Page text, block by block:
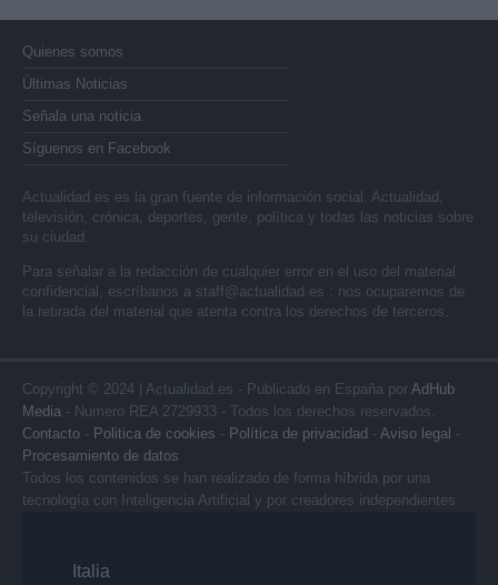
Quienes somos
Últimas Noticias
Señala una noticia
Síguenos en Facebook
Actualidad.es es la gran fuente de información social. Actualidad,
televisión, crónica, deportes, gente, política y todas las noticias sobre
su ciudad.
Para señalar a la redacción de cualquier error en el uso del material
confidencial, escríbanos a staff@actualidad.es : nos ocuparemos de
la retirada del material que atenta contra los derechos de terceros.
Copyright © 2024 | Actualidad.es - Publicado en España por AdHub
Media - Numero REA 2729933 - Todos los derechos reservados.
Contacto - Politica de cookies - Política de privacidad - Aviso legal -
Procesamiento de datos
Todos los contenidos se han realizado de forma híbrida por una
tecnología con Inteligencia Artificial y por creadores independientes
Italia